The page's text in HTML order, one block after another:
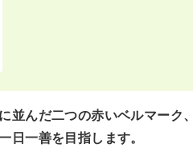
並んだ二つの赤いベルマーク
日一善を目指します。